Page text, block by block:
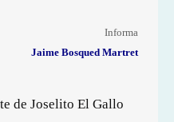
Informa
Jaime Bosqued Martret
de Joselito El Gallo